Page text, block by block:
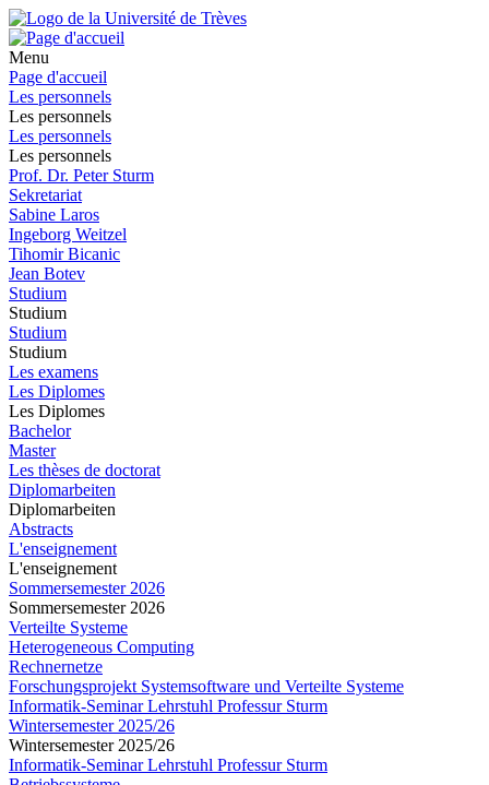
Menu
Page d'accueil
Les personnels
Les personnels
Les personnels
Les personnels
Prof. Dr. Peter Sturm
Sekretariat
Sabine Laros
Ingeborg Weitzel
Tihomir Bicanic
Jean Botev
Studium
Studium
Studium
Studium
Les examens
Les Diplomes
Les Diplomes
Bachelor
Master
Les thèses de doctorat
Diplomarbeiten
Diplomarbeiten
Abstracts
L'enseignement
L'enseignement
Sommersemester 2026
Sommersemester 2026
Verteilte Systeme
Heterogeneous Computing
Rechnernetze
Forschungsprojekt Systemsoftware und Verteilte Systeme
Informatik-Seminar Lehrstuhl Professur Sturm
Wintersemester 2025/26
Wintersemester 2025/26
Informatik-Seminar Lehrstuhl Professur Sturm